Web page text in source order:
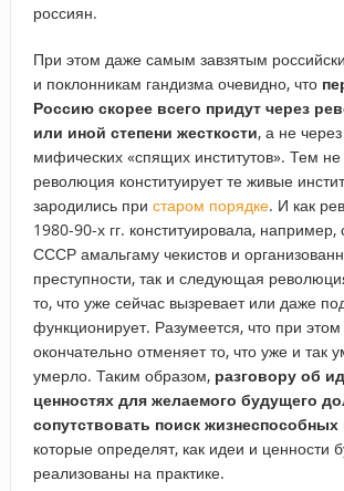
россиян.
При этом даже самым завзятым
и поклонникам гандизма очевидно, что
Россию скорее всего придут через
или иной степени жесткости, а не
мифических «спящих институтов». Тем
революция конституирует те живые
зародились при старом порядке. И как
1980-90-х гг. конституировала,
СССР амальгаму чекистов и
преступности, так и следующая
то, что уже сейчас вызревает или даже
функционирует. Разумеется, что при
окончательно отменяет то, что уже и так
умерло. Таким образом, разговору об
ценностях для желаемого будущего
сопутствовать поиск жизнеспособных
которые определят, как идеи и ценности
реализованы на практике.